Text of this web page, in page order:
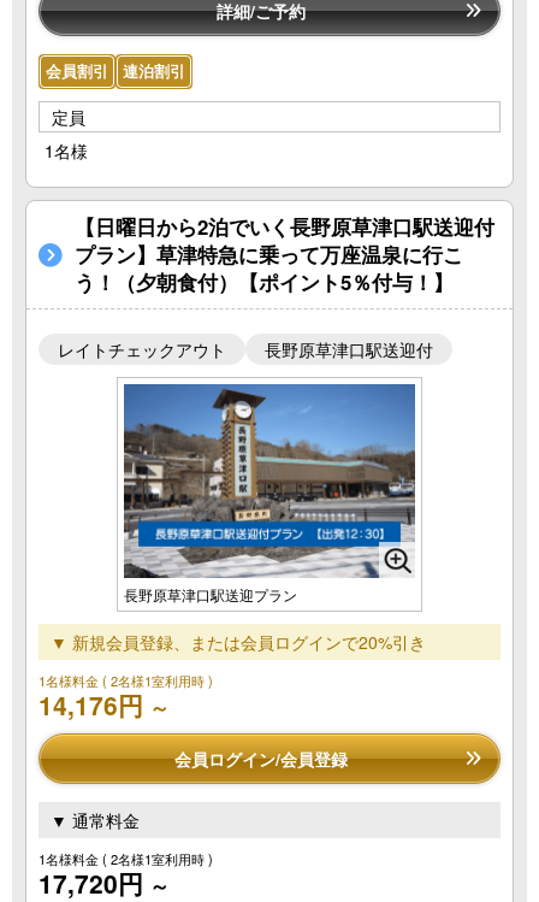
詳細/ご予約
会員割引 連泊割引
定員
1名様
【日曜日から2泊でいく長野原草津口駅送迎付
プラン】草津特急に乗って万座温泉に行こ
う！（夕朝食付）【ポイント5％付与！】
レイトチェックアウト 長野原草津口駅送迎付
長野原草津口駅送迎プラン
▼ 新規会員登録、または会員ログインで20%引き
1名様料金( 2名様1室利用時 )
14,176円 ～
会員ログイン/会員登録
▼ 通常料金
1名様料金( 2名様1室利用時 )
17,720円 ～